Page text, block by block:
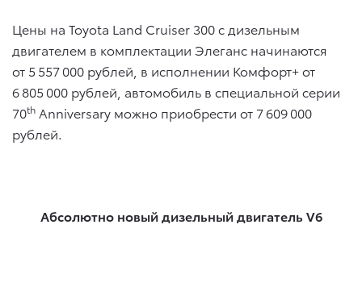
Цены на Toyota Land Cruiser 300 с дизельным
двигателем в комплектации Элеганс начинаются
от 5 557 000 рублей, в исполнении Комфорт+ от
6 805 000 рублей, автомобиль в специальной серии
70th Anniversary можно приобрести от 7 609 000
рублей.
Абсолютно новый дизельный двигатель V6